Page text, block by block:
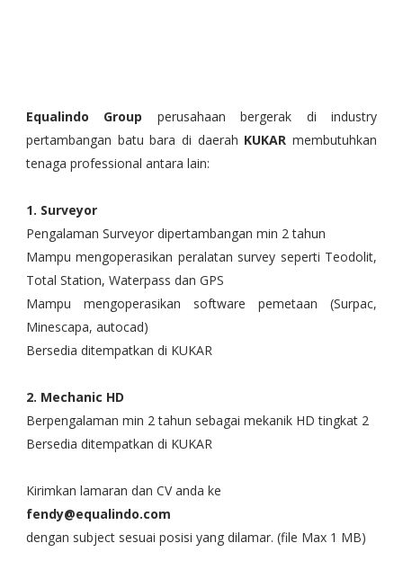
Equalindo Group perusahaan bergerak di industry
pertambangan batu bara di daerah KUKAR membutuhkan
tenaga professional antara lain:
1. Surveyor
Pengalaman Surveyor dipertambangan min 2 tahun
Mampu mengoperasikan peralatan survey seperti Teodolit,
Total Station, Waterpass dan GPS
Mampu mengoperasikan software pemetaan (Surpac,
Minescapa, autocad)
Bersedia ditempatkan di KUKAR
2. Mechanic HD
Berpengalaman min 2 tahun sebagai mekanik HD tingkat 2
Bersedia ditempatkan di KUKAR
Kirimkan lamaran dan CV anda ke
fendy@equalindo.com
dengan subject sesuai posisi yang dilamar. (file Max 1 MB)